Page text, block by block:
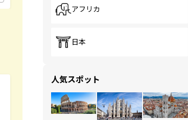
アフリカ
日本
人気スポット